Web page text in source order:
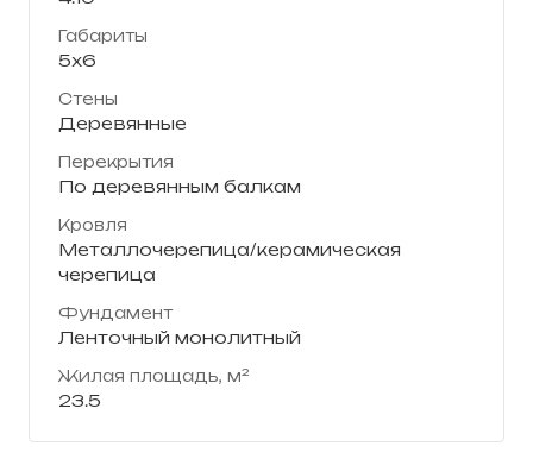
Габариты
5х6
Стены
Деревянные
Перекрытия
По деревянным балкам
Кровля
Металлочерепица/керамическая
черепица
Фундамент
Ленточный монолитный
Жилая площадь, м²
23.5